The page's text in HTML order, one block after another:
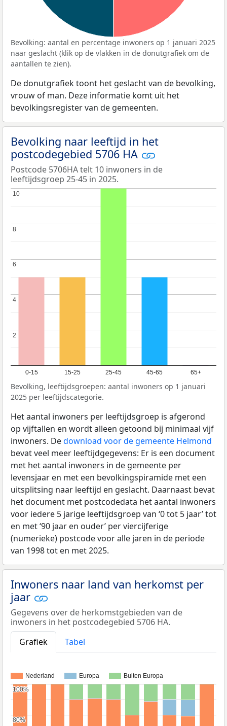
Bevolking: aantal en percentage inwoners op 1 januari 2025
naar geslacht (klik op de vlakken in de donutgrafiek om de
aantallen te zien).
De donutgrafiek toont het geslacht van de bevolking,
vrouw of man. Deze informatie komt uit het
bevolkingsregister van de gemeenten.
Bevolking naar leeftijd in het
postcodegebied 5706 HA
Postcode 5706HA telt 10 inwoners in de
leeftijdsgroep 25-45 in 2025.
0-15 15-25 25-45 45-65 65+
2
2
4
4
6
6
8
8
10
10
Bevolking, leeftijdsgroepen: aantal inwoners op 1 januari
2025 per leeftijdscategorie.
Het aantal inwoners per leeftijdsgroep is afgerond
op vijftallen en wordt alleen getoond bij minimaal vijf
inwoners. Dedownload voor de gemeente Helmond
bevat veel meer leeftijdgegevens: Er is een document
met het aantal inwoners in de gemeente per
levensjaar en met een bevolkingspiramide met een
uitsplitsing naar leeftijd en geslacht. Daarnaast bevat
het document met postcodedata het aantal inwoners
voor iedere 5 jarige leeftijdsgroep van ‘0 tot 5 jaar’ tot
en met ‘90 jaar en ouder’ per viercijferige
(numerieke) postcode voor alle jaren in de periode
van 1998 tot en met 2025.
Inwoners naar land van herkomst per
jaar
Gegevens over de herkomstgebieden van de
inwoners in het postcodegebied 5706 HA.
Grafiek
Tabel
Nederland Europa Buiten Europa
80%
80%
100%
100%